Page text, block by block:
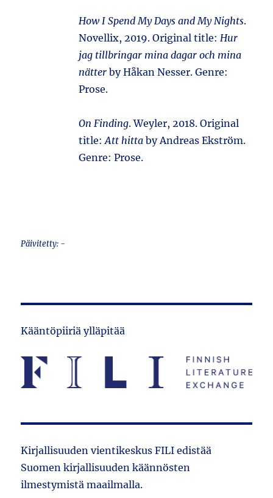
How I Spend My Days and My Nights.
Novellix, 2019. Original title:Hur
jag tillbringar mina dagar och mina
nätter by Håkan Nesser. Genre:
Prose.
On Finding. Weyler, 2018. Original
title:Att hitta by Andreas Ekström.
Genre: Prose.
Päivitetty: -
Kääntöpiiriä ylläpitää
Kirjallisuuden vientikeskus FILI edistää
Suomen kirjallisuuden käännösten
ilmestymistä maailmalla.